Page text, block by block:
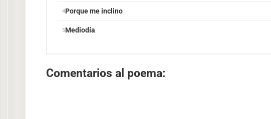
Porque me inclino
Mediodía
Comentarios al poema: